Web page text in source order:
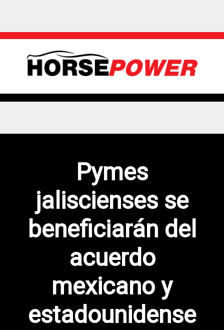
Pymes
jaliscienses se
beneficiarán del
acuerdo
mexicano y
estadounidense